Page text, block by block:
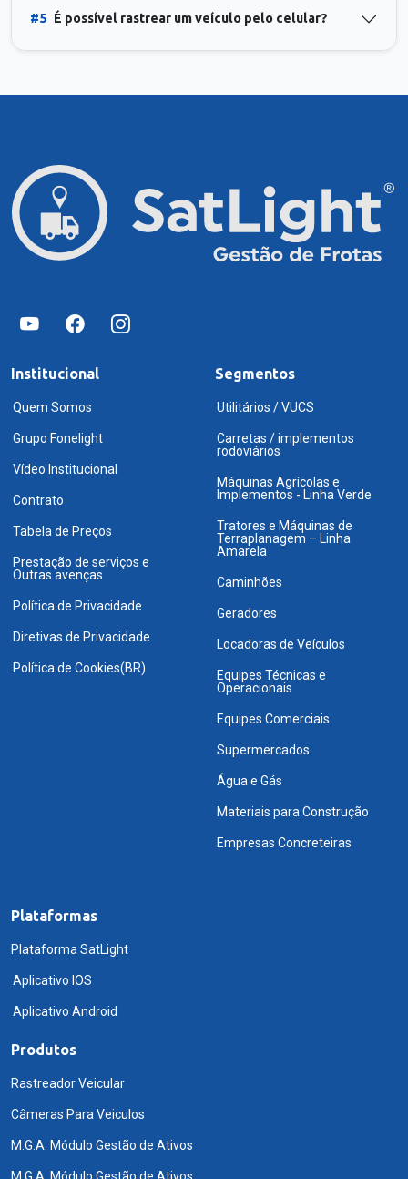
#5 É possível rastrear um veículo pelo celular?
Institucional
Quem Somos
Grupo Fonelight
Vídeo Institucional
Contrato
Tabela de Preços
Prestação de serviços e
Outras avenças
Política de Privacidade
Diretivas de Privacidade
Política de Cookies(BR)
Segmentos
Utilitários / VUCS
Carretas / implementos
rodoviários
Máquinas Agrícolas e
Implementos - Linha Verde
Tratores e Máquinas de
Terraplanagem – Linha
Amarela
Caminhões
Geradores
Locadoras de Veículos
Equipes Técnicas e
Operacionais
Equipes Comerciais
Supermercados
Água e Gás
Materiais para Construção
Empresas Concreteiras
Plataformas
Plataforma SatLight
Aplicativo IOS
Aplicativo Android
Produtos
Rastreador Veicular
Câmeras Para Veiculos
M.G.A. Módulo Gestão de Ativos